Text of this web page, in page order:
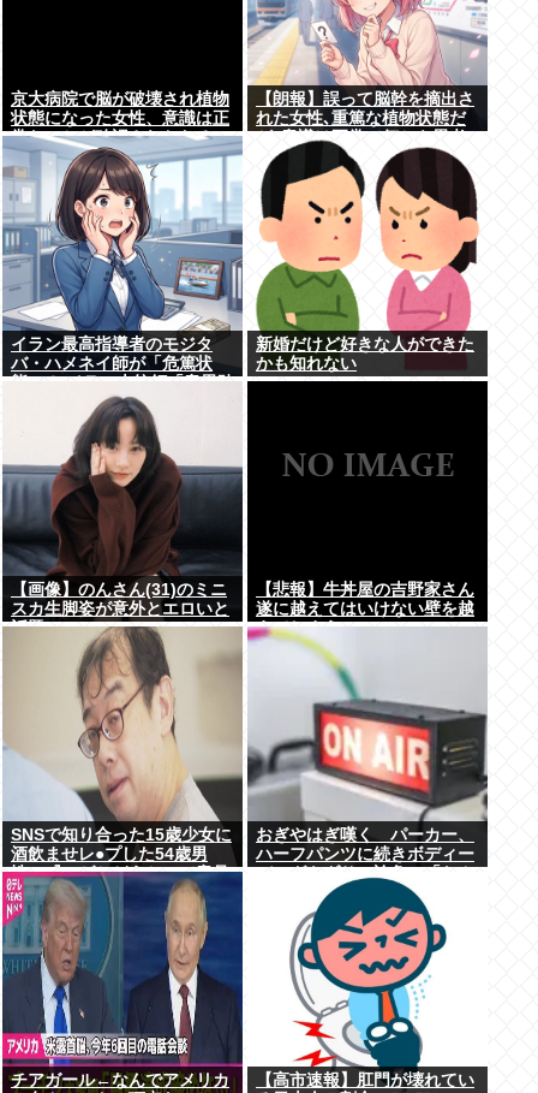
京大病院で脳が破壊され植物
状態になった女性、意識は正
常なことが確認されおわる
【朗報】誤って脳幹を摘出さ
れた女性､重篤な植物状態だ
が､意識は正常で何かを思考
していると判明
イラン最高指導者のモジタ
バ・ハメネイ師が「危篤状
態」？ イラン大統領「意思疎
通はかなり難しい」
新婚だけど好きな人ができた
かも知れない
【画像】のんさん(31)のミニ
スカ生脚姿が意外とエロいと
話題
【悲報】牛丼屋の吉野家さん
遂に越えてはいけない壁を越
えてしまう…
SNSで知り合った15歳少女に
酒飲ませレ●プした54歳男
性、『ハゲかどうか』で意見
が真っ二つに分かれる
おぎやはぎ嘆く パーカー、
ハーフパンツに続きボディー
バッグもダサい論争に「なん
でおじさんだけ言われる
の？」
チアガール←なんでアメリカ
【高市速報】肛門が壊れてい